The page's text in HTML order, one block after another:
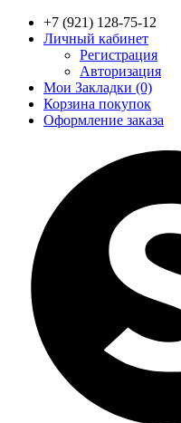
+7 (921) 128-75-12
Личный кабинет
Регистрация
Авторизация
Мои Закладки (0)
Корзина покупок
Оформление заказа